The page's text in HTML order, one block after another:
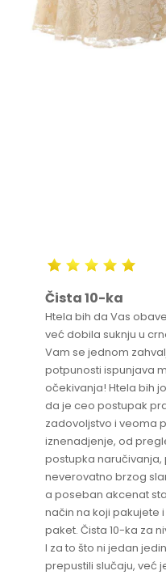
Čista 10-ka
Htela bih da Vas
već dobila suknju u
Vam se jednom
potpunosti ispunjava
očekivanja! Htela bih
da je ceo postupak
zadovoljstvo i veoma
iznenadjenje, od
postupka naručivanja,
neverovatno brzog
a poseban akcenat
način na koji pakujete
paket. Čista 10-ka za
I za to što ni jedan
prepustili slučaju, već